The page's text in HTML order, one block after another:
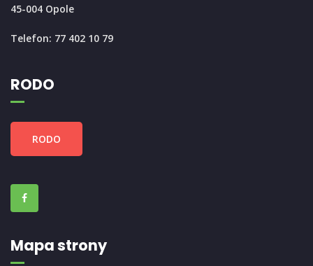
45-004 Opole
Telefon: 77 402 10 79
RODO
RODO
Mapa strony